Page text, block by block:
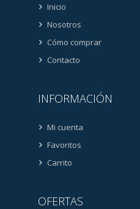
Inicio
Nosotros
Cómo comprar
Contacto
INFORMACIÓN
Mi cuenta
Favoritos
Carrito
OFERTAS